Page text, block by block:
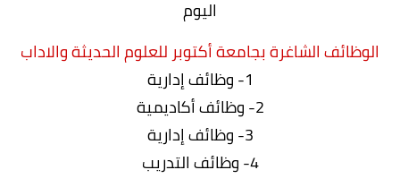
اليوم
الوظائف الشاغرة بجامعة أكتوبر للعلوم الحديثة والاداب
1- وظائف إدارية
2- وظائف أكاديمية
3- وظائف إدارية
4- وظائف التدريب